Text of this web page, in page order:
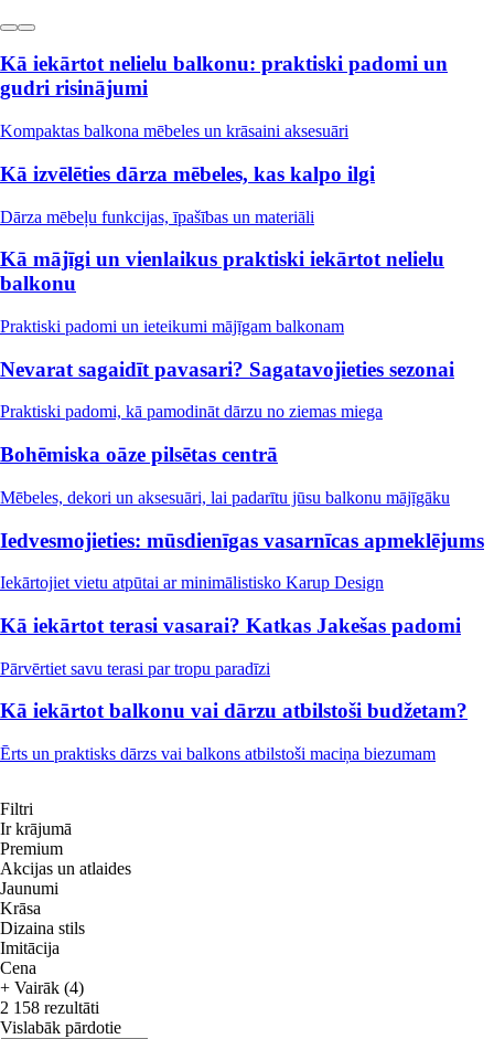
Kā iekārtot nelielu balkonu: praktiski padomi un
gudri risinājumi
Kompaktas balkona mēbeles un krāsaini aksesuāri
Kā izvēlēties dārza mēbeles, kas kalpo ilgi
Dārza mēbeļu funkcijas, īpašības un materiāli
Kā mājīgi un vienlaikus praktiski iekārtot nelielu
balkonu
Praktiski padomi un ieteikumi mājīgam balkonam
Nevarat sagaidīt pavasari? Sagatavojieties sezonai
Praktiski padomi, kā pamodināt dārzu no ziemas miega
Bohēmiska oāze pilsētas centrā
Mēbeles, dekori un aksesuāri, lai padarītu jūsu balkonu mājīgāku
Iedvesmojieties: mūsdienīgas vasarnīcas apmeklējums
Iekārtojiet vietu atpūtai ar minimālistisko Karup Design
Kā iekārtot terasi vasarai? Katkas Jakešas padomi
Pārvērtiet savu terasi par tropu paradīzi
Kā iekārtot balkonu vai dārzu atbilstoši budžetam?
Ērts un praktisks dārzs vai balkons atbilstoši maciņa biezumam
Filtri
Ir krājumā
Premium
Akcijas un atlaides
Jaunumi
Krāsa
Dizaina stils
Imitācija
Cena
+ Vairāk (4)
2 158 rezultāti
Vislabāk pārdotie